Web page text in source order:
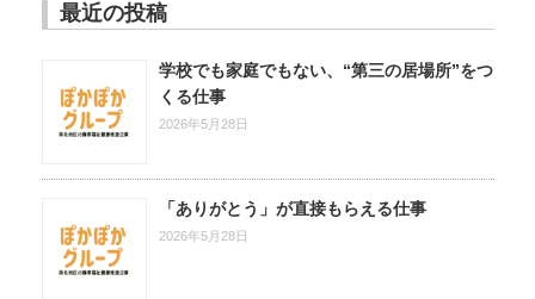
最近の投稿
学校でも家庭でもない、“第三の居場所”をつ
くる仕事
2026年5月28日
「ありがとう」が直接もらえる仕事
2026年5月28日